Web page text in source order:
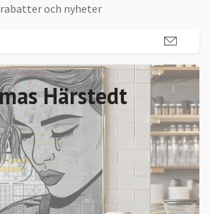
och nyheter
Härstedt